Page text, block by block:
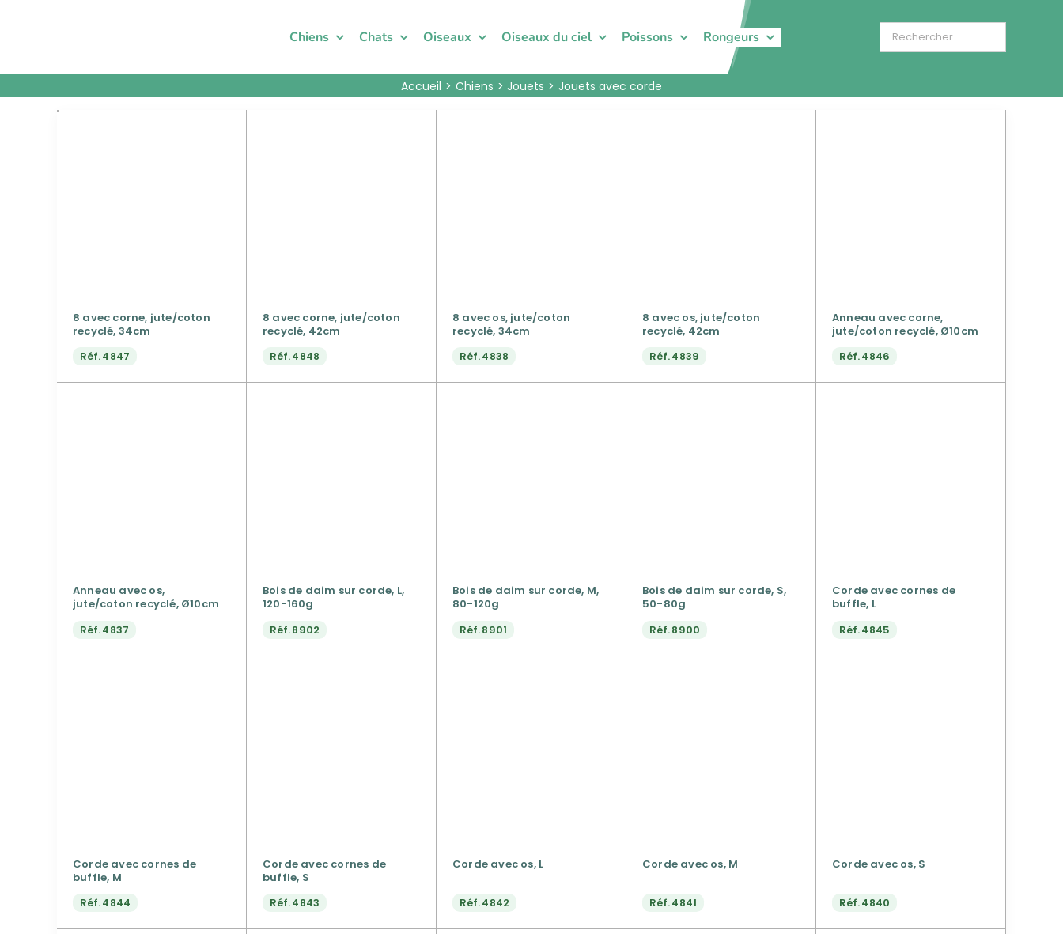
Chiens Chats Oiseaux Oiseaux du ciel Poissons Rongeurs
Accueil Chiens Jouets Jouets avec corde
8 avec corne, jute/coton
recyclé, 34cm
Réf.4847
8 avec corne, jute/coton
recyclé, 42cm
Réf.4848
8 avec os, jute/coton
recyclé, 34cm
Réf.4838
8 avec os, jute/coton
recyclé, 42cm
Réf.4839
Anneau avec corne,
jute/coton recyclé, Ø10cm
Réf.4846
Anneau avec os,
jute/coton recyclé, Ø10cm
Réf.4837
Bois de daim sur corde, L,
120-160g
Réf.8902
Bois de daim sur corde, M,
80-120g
Réf.8901
Bois de daim sur corde, S,
50-80g
Réf.8900
Corde avec cornes de
buffle, L
Réf.4845
Corde avec cornes de
buffle, M
Réf.4844
Corde avec cornes de
buffle, S
Réf.4843
Corde avec os, L
Réf.4842
Corde avec os, M
Réf.4841
Corde avec os, S
Réf.4840